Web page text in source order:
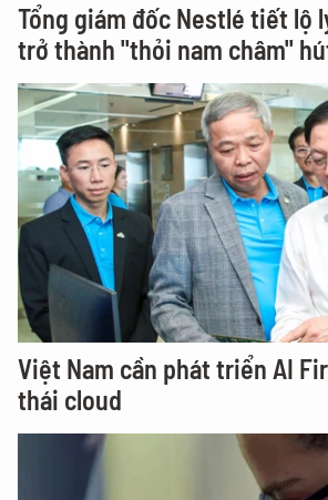
Tổng giám đốc Nestlé tiết lộ
trở thành "thỏi nam châm"
Việt Nam cần phát triển AI
thái cloud